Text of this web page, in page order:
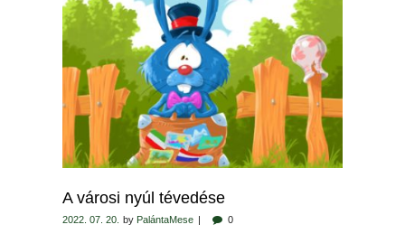
A városi nyúl tévedése
2022. 07. 20. by PalántaMese 0